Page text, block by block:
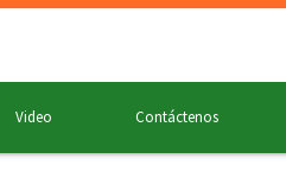
Video Contáctenos